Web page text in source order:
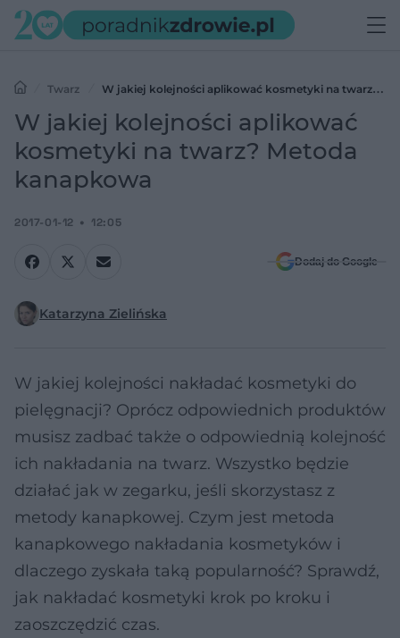
Twarz
W jakiej kolejności aplikować kosmetyki na twarz?
Metoda kanapkowa
W jakiej kolejności aplikować
kosmetyki na twarz? Metoda
kanapkowa
2017-01-12 12:05
Dodaj do Google
Katarzyna Zielińska
W jakiej kolejności nakładać kosmetyki do
pielęgnacji? Oprócz odpowiednich produktów
musisz zadbać także o odpowiednią kolejność
ich nakładania na twarz. Wszystko będzie
działać jak w zegarku, jeśli skorzystasz z
metody kanapkowej. Czym jest metoda
kanapkowego nakładania kosmetyków i
dlaczego zyskała taką popularność? Sprawdź,
jak nakładać kosmetyki krok po kroku i
zaoszczędzić czas.